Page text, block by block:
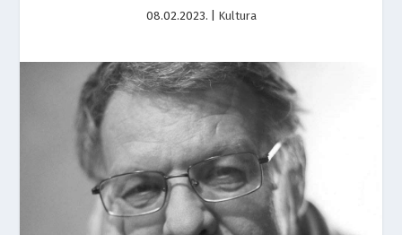
08.02.2023. Kultura